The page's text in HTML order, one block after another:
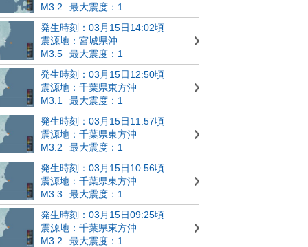
M3.2
最大震度：1
発生時刻：03月15日14:02頃
震源地：宮城県沖
M3.5
最大震度：1
発生時刻：03月15日12:50頃
震源地：千葉県東方沖
M3.1
最大震度：1
発生時刻：03月15日11:57頃
震源地：千葉県東方沖
M3.2
最大震度：1
発生時刻：03月15日10:56頃
震源地：千葉県東方沖
M3.3
最大震度：1
発生時刻：03月15日09:25頃
震源地：千葉県東方沖
M3.2
最大震度：1